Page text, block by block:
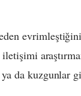
da kuzgunlar